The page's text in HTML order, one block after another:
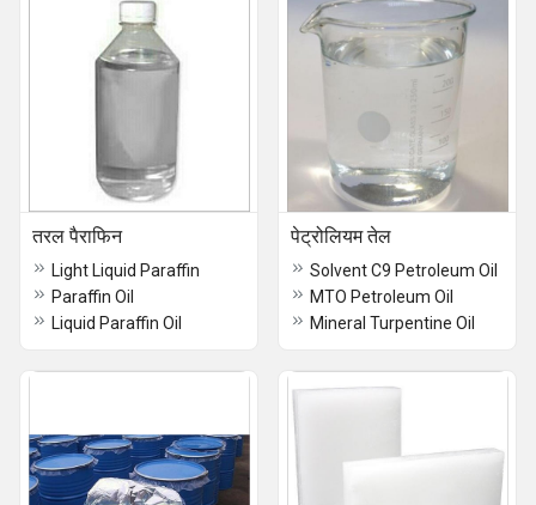
तरल पैराफिन
Light Liquid Paraffin
Paraffin Oil
Liquid Paraffin Oil
पेट्रोलियम तेल
Solvent C9 Petroleum Oil
MTO Petroleum Oil
Mineral Turpentine Oil